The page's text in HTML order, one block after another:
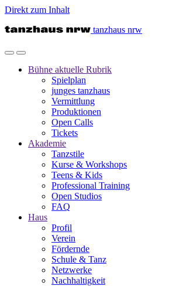
Direkt zum Inhalt
tanzhaus nrw
Bühne aktuelle Rubrik
Spielplan
junges tanzhaus
Vermittlung
Produktionen
Open Calls
Tickets
Akademie
Tanzstile
Kurse & Workshops
Teens & Kids
Professional Training
Open Studios
FAQ
Haus
Profil
Verein
Fördernde
Schule & Tanz
Netzwerke
Nachhaltigkeit